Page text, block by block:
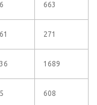
663
271
1689
608